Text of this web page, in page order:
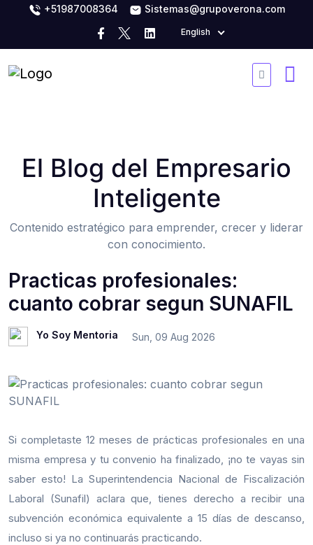
+51987008364 Sistemas@grupoverona.com
English
El Blog del Empresario
Inteligente
Contenido estratégico para emprender, crecer y liderar
con conocimiento.
Practicas profesionales:
cuanto cobrar segun SUNAFIL
Yo Soy Mentoria Sun, 09 Aug 2026
Si completaste 12 meses de prácticas profesionales en una
misma empresa y tu convenio ha finalizado, ¡no te vayas sin
saber esto! La Superintendencia Nacional de Fiscalización
Laboral (Sunafil) aclara que, tienes derecho a recibir una
subvención económica equivalente a 15 días de descanso,
incluso si ya no continuarás practicando.